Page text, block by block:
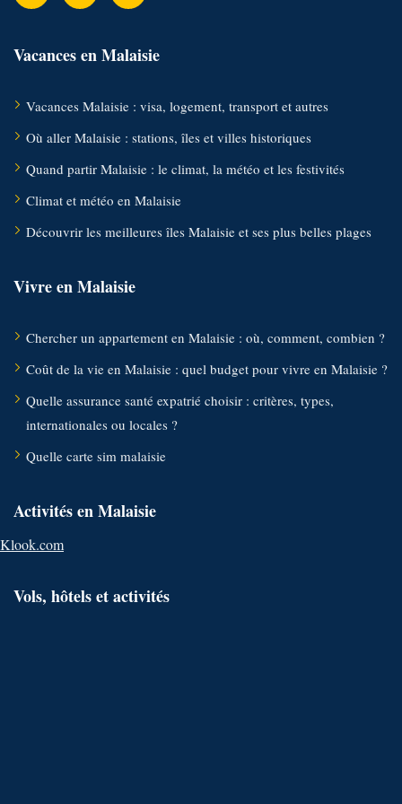
Vacances en Malaisie
Vacances Malaisie : visa, logement, transport et autres
Où aller Malaisie : stations, îles et villes historiques
Quand partir Malaisie : le climat, la météo et les festivités
Climat et météo en Malaisie
Découvrir les meilleures îles Malaisie et ses plus belles plages
Vivre en Malaisie
Chercher un appartement en Malaisie : où, comment, combien ?
Coût de la vie en Malaisie : quel budget pour vivre en Malaisie ?
Quelle assurance santé expatrié choisir : critères, types,
internationales ou locales ?
Quelle carte sim malaisie
Activités en Malaisie
Klook.com
Vols, hôtels et activités